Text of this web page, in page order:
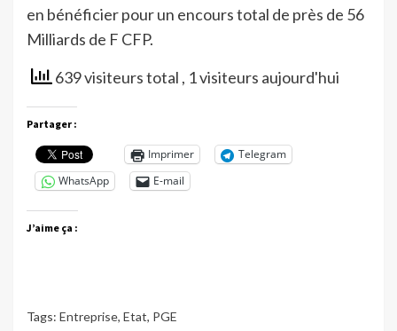
en bénéficier pour un encours total de près de 56
Milliards de F CFP.
639 visiteurs total , 1 visiteurs aujourd'hui
Partager :
Imprimer
Telegram
WhatsApp
E-mail
J’aime ça :
Tags: Entreprise, Etat, PGE